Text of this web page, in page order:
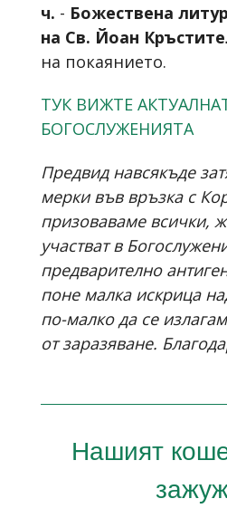
ч. - Божествена
на Св. Йоан
на покаянието.
ТУК ВИЖТЕ
БОГОСЛУЖЕНИЯТА
Предвид навсякъде
мерки във връзка с
призоваваме всички,
участват в
предварително
поне малка искрица
по-малко да се
от заразяване.
Нашият